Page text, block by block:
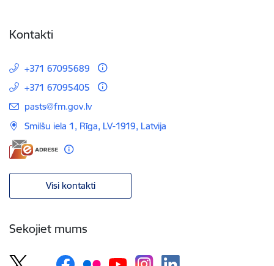
Kontakti
+371 67095689
+371 67095405
E-pasts:
pasts@fm.gov.lv
Smilšu iela 1, Rīga, LV-1919, Latvija
Visi kontakti
Sekojiet mums